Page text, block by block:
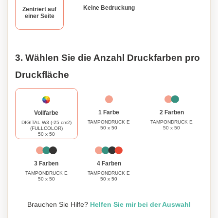
Firmengeschenk oder Werbeartikel macht. Ob für Ihr
Zuhause, Büro oder als Geschenk, unser 4 in 1 Nature
Line Multifunktions-Stifthalter ist ein unverzichtbares
bleiben Sie stilvoll verbunden!
Zentriert auf
einer Seite
Keine Bedruckung
3. Wählen Sie die Anzahl Druckfarben pro
Druckfläche
Vollfarbe
DIGITAL W3 (-25 cm2)
(FULLCOLOR)
50 x 50
1 Farbe
TAMPONDRUCK E
50 x 50
2 Farben
TAMPONDRUCK E
50 x 50
3 Farben
TAMPONDRUCK E
50 x 50
4 Farben
TAMPONDRUCK E
50 x 50
Brauchen Sie Hilfe? Helfen Sie mir bei der Auswahl